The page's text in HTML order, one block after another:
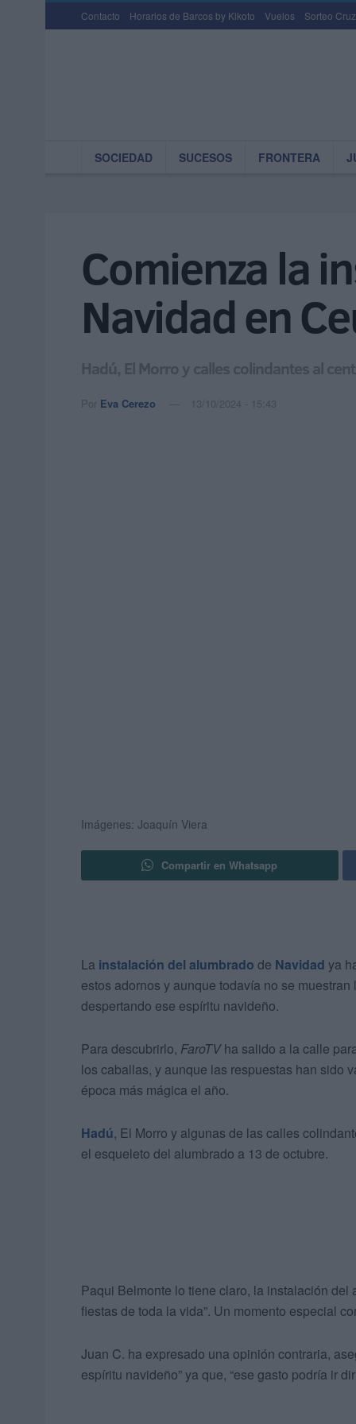
Contacto Horarios de Barcos by Kikoto Vuelos Sorteo
SOCIEDAD SUCESOS FRONTERA
Comienza la
Navidad en
Hadú, El Morro y calles colindantes al
Por Eva Cerezo 13/10/2024 - 15:43
Imágenes: Joaquín Viera
Compartir en Whatsapp
La instalación del alumbrado de Navidad ya
estos adornos y aunque todavía no se muestran
despertando ese espíritu navideño.
Para descubrirlo, FaroTVha salido a la calle
los caballas, y aunque las respuestas han sido
época más mágica el año.
Hadú, El Morro y algunas de las calles
el esqueleto del alumbrado a 13 de octubre.
Paqui Belmonte lo tiene claro, la instalación del
fiestas de toda la vida”. Un momento especial
Juan C. ha expresado una opinión contraria,
espíritu navideño” ya que, “ese gasto podría ir